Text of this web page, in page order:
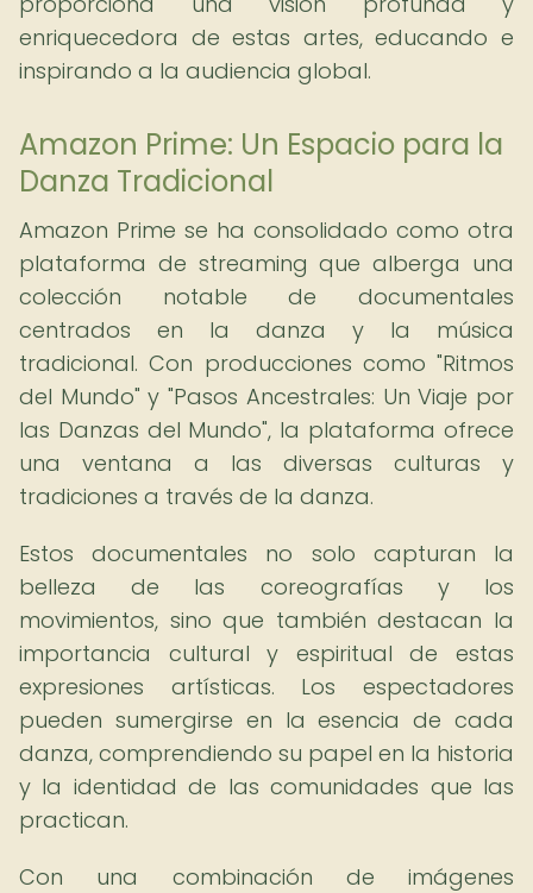
enriquecedora de estas artes, educando e
inspirando a la audiencia global.
Amazon Prime: Un Espacio para la
Danza Tradicional
Amazon Prime se ha consolidado como otra
plataforma de streaming que alberga una
colección notable de documentales
centrados en la danza y la música
tradicional. Con producciones como "Ritmos
del Mundo" y "Pasos Ancestrales: Un Viaje por
las Danzas del Mundo", la plataforma ofrece
una ventana a las diversas culturas y
tradiciones a través de la danza.
Estos documentales no solo capturan la
belleza de las coreografías y los
movimientos, sino que también destacan la
importancia cultural y espiritual de estas
expresiones artísticas. Los espectadores
pueden sumergirse en la esencia de cada
danza, comprendiendo su papel en la historia
y la identidad de las comunidades que las
practican.
Con una combinación de imágenes